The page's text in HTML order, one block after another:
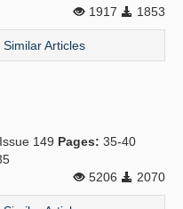
1917
1853
Similar Articles
149 Pages: 35-40
5206
2070